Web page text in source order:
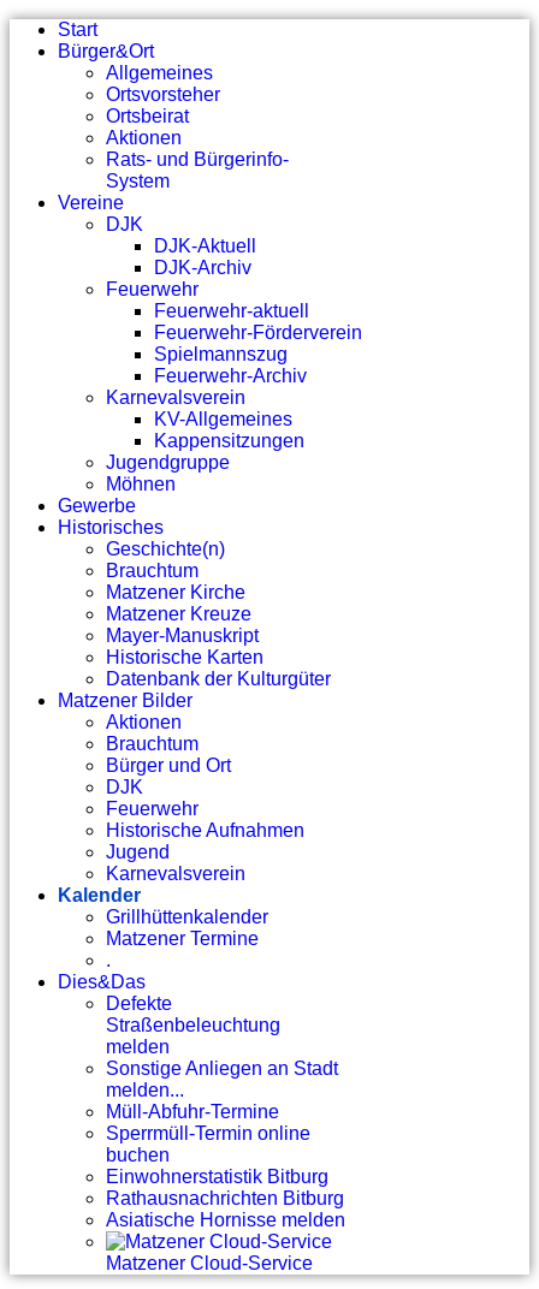
Start
Bürger&Ort
Allgemeines
Ortsvorsteher
Ortsbeirat
Aktionen
Rats- und Bürgerinfo-
System
Vereine
DJK
DJK-Aktuell
DJK-Archiv
Feuerwehr
Feuerwehr-aktuell
Feuerwehr-Förderverein
Spielmannszug
Feuerwehr-Archiv
Karnevalsverein
KV-Allgemeines
Kappensitzungen
Jugendgruppe
Möhnen
Gewerbe
Historisches
Geschichte(n)
Brauchtum
Matzener Kirche
Matzener Kreuze
Mayer-Manuskript
Historische Karten
Datenbank der Kulturgüter
Matzener Bilder
Aktionen
Brauchtum
Bürger und Ort
DJK
Feuerwehr
Historische Aufnahmen
Jugend
Karnevalsverein
Kalender
Grillhüttenkalender
Matzener Termine
.
Dies&Das
Defekte
Straßenbeleuchtung
melden
Sonstige Anliegen an Stadt
melden...
Müll-Abfuhr-Termine
Sperrmüll-Termin online
buchen
Einwohnerstatistik Bitburg
Rathausnachrichten Bitburg
Asiatische Hornisse melden
Matzener Cloud-Service